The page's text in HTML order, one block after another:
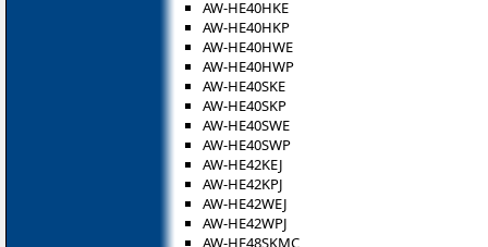
AW-HE40HKE
AW-HE40HKP
AW-HE40HWE
AW-HE40HWP
AW-HE40SKE
AW-HE40SKP
AW-HE40SWE
AW-HE40SWP
AW-HE42KEJ
AW-HE42KPJ
AW-HE42WEJ
AW-HE42WPJ
AW-HE48SKMC